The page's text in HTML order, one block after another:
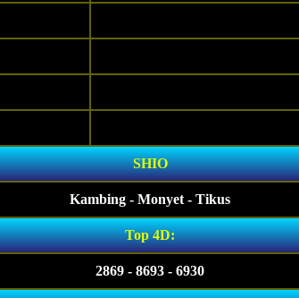
SHIO
Kambing - Monyet - Tikus
Top 4D:
2869 - 8693 - 6930